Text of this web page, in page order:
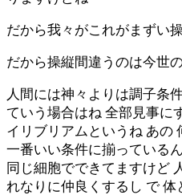
だから我々がこれがまずい
だから操縦間違うのは今世
人間には神々よりは調子条
ていう場合はね 全部見事に
イリブリアムというね あの
一番いい条件に揃っている
同じ細胞でできてますけど
れなりに仲良くするし で